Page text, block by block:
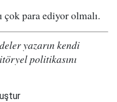
para ediyor olmalı.
yazarın kendi
politikasını